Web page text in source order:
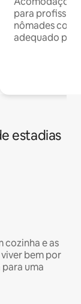
para
nômades com
adequado
estadias
cozinha e as
bem por
uma